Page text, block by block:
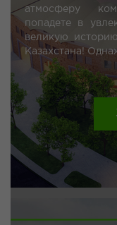
атмосферу
попадете в
великую
Казахстана!